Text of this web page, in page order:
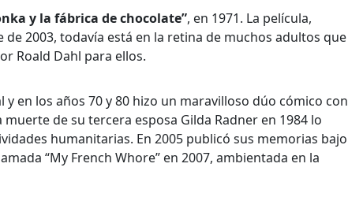
y la fábrica de chocolate”, en 1971. La película,
2003, todavía está en la retina de muchos adultos que
Roald Dahl para ellos.
en los años 70 y 80 hizo un maravilloso dúo cómico con
de su tercera esposa Gilda Radner en 1984 lo
humanitarias. En 2005 publicó sus memorias bajo
“My French Whore” en 2007, ambientada en la